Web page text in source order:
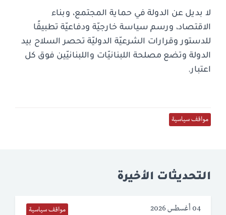
لا بديل عن الدولة في حماية المجتمع، وبناء
الاقتصاد، ورسم سياسة خارجيّة ودفاعيّة تطبيقًا
للدستور وقرارات الشرعيّة الدوليّة تحصر السلاح بيد
الدولة وتضع مصلحة اللبنانيّات واللبنانيّين فوق كل
اعتبار.
مواقف سياسية
التحديثات الأخيرة
04 أغسطس 2026 مواقف سياسية